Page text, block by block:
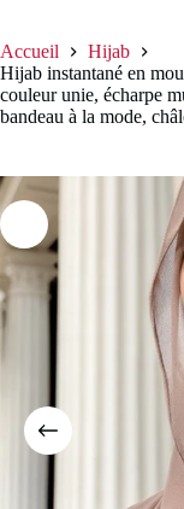
Accueil
Hijab
Hijab instantané en
couleur unie, écharpe
bandeau à la mode,